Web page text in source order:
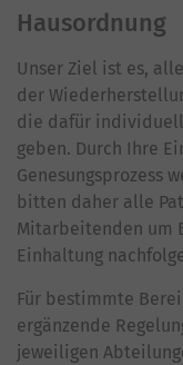
Hausordnung
Unser Ziel ist es,
der
die dafür
geben. Durch Ihre
Genesungsprozess
bitten daher alle
Mitarbeitenden um
Einhaltung
Für bestimmte
ergänzende
jeweiligen